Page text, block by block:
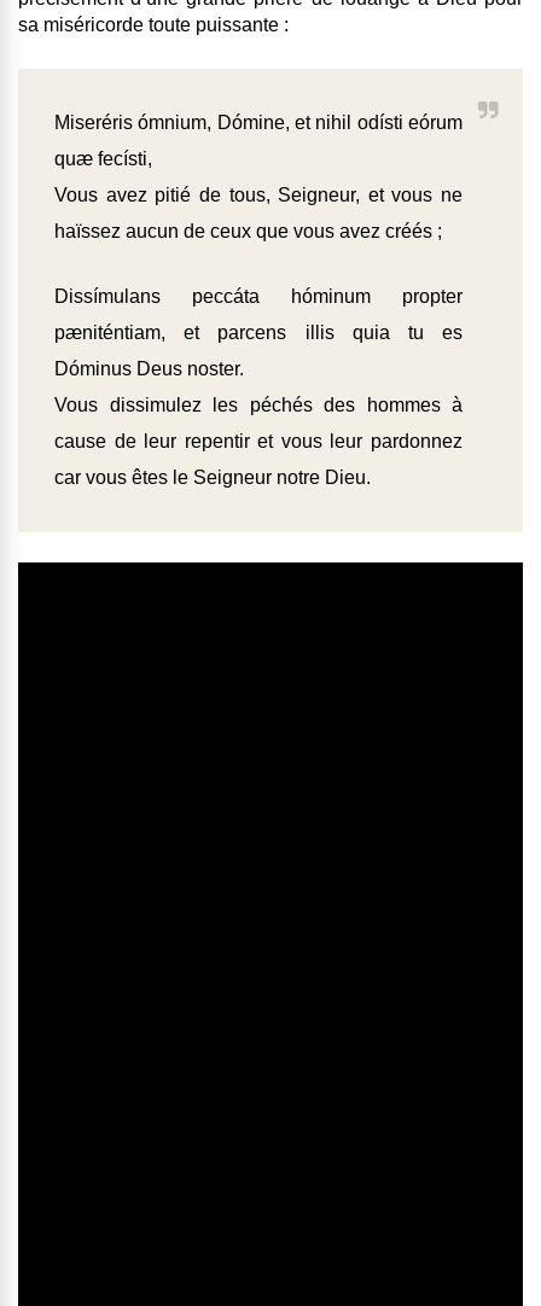
sa miséricorde toute puissante :
Miseréris ómnium, Dómine, et nihil odísti eórum
quæ fecísti,
Vous avez pitié de tous, Seigneur, et vous ne
haïssez aucun de ceux que vous avez créés ;
Dissímulans peccáta hóminum propter
pæniténtiam, et parcens illis quia tu es
Dóminus Deus noster.
Vous dissimulez les péchés des hommes à
cause de leur repentir et vous leur pardonnez
car vous êtes le Seigneur notre Dieu.